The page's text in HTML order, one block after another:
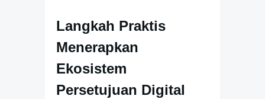
Langkah Praktis
Menerapkan
Ekosistem
Persetujuan Digital